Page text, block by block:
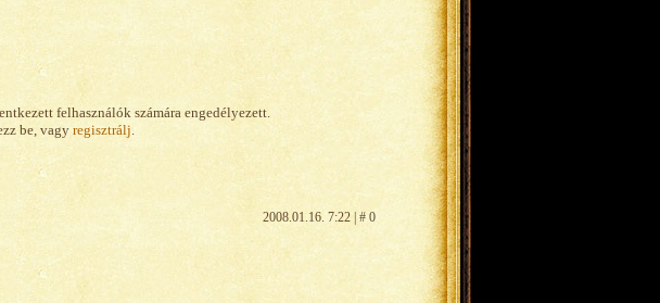
felhasználók számára engedélyezett.
be, vagy regisztrálj.
2008.01.16. 7:22 | # 0